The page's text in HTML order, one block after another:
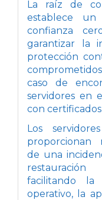
La raíz de
establece
confianza
garantizar la
protección
caso de
servidores en
con
Los
proporcionan
de una
facilitando la
operativo, la